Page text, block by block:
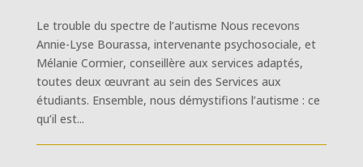
Le trouble du spectre de l’autisme Nous recevons
Annie-Lyse Bourassa, intervenante psychosociale, et
Mélanie Cormier, conseillère aux services adaptés,
toutes deux œuvrant au sein des Services aux
étudiants. Ensemble, nous démystifions l’autisme : ce
qu’il est...